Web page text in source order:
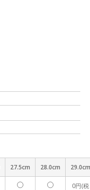
27.5cm 28.0cm 29.0cm
0円(税